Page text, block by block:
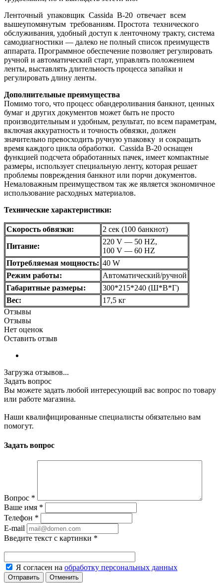
Ленточный упаковщик Cassida B-20 отвечает всем
вышеупомянутым требованиям. Простота технического
обслуживания, удобный доступ к ленточному тракту, система
самодиагностики — далеко не полный список преимуществ
аппарата. Программное обеспечение позволяет регулировать
ручной и автоматический старт, управлять положением
ленты, выставлять длительность процесса запайки и
регулировать длину ленты.
Дополнительные преимущества
Помимо того, что процесс обандероливания банкнот, ценных
бумаг и других документов может быть не просто
производительным и удобным, результат, по всем параметрам,
включая аккуратность и точность обвязки, должен
значительно превосходить ручную упаковку и сокращать
время каждого цикла обработки. Cassida B-20 оснащен
функцией подсчета обработанных пачек, имеет компактные
размеры, использует специальную ленту, которая решает
проблемы повреждения банкнот или порчи документов.
Немаловажным преимуществом так же является экономичное
использование расходных материалов.
Технические характеристики:
Скорость обвязки:
2 сек (100 банкнот)
Питание:
220 V — 50 HZ,
100 V — 60 HZ
Потребляемая мощность: 40 W
Режим работы:
Автоматический/ручной
Габаритные размеры:
300*215*240 (Ш*В*Г)
Вес:
17,5 кг
Отзывы
Отзывы
Нет оценок
Оставить отзыв
Загрузка отзывов...
Задать вопрос
Вы можете задать любой интересующий вас вопрос по товару
или работе магазина.
Наши квалифицированные специалисты обязательно вам
помогут.
Задать вопрос
Вопрос *
Ваше имя *
Телефон *
E-mail
Введите текст с картинки *
Я согласен на обработку персональных данных
Отменить